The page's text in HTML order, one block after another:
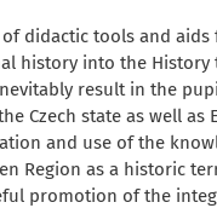
didactic tools and
history into the History
result in the
Czech state as well as
and use of the
Region as a historic
promotion of the